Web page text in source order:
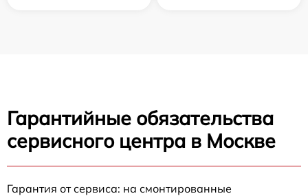
Гарантийные обязательства
сервисного центра в Москве
Гарантия от сервиса: на смонтированные